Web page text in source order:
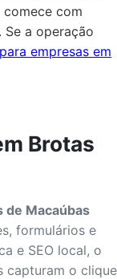
comece com
. Se a operação
empresas em
Brotas
de Macaúbas
formulários e
e SEO local, o
capturam o clique